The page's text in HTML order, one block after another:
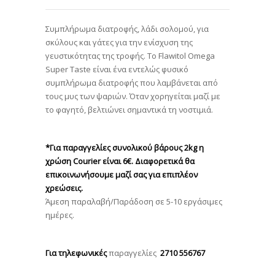
Συμπλήρωμα διατροφής, λάδι σολομού, για
σκύλους και γάτες για την ενίσχυση της
γευστικότητας της τροφής. Το Flawitol Omega
Super Taste είναι ένα εντελώς φυσικό
συμπλήρωμα διατροφής που λαμβάνεται από
τους μυς των ψαριών. Όταν χορηγείται μαζί με
το φαγητό, βελτιώνει σημαντικά τη νοστιμιά.
*Για παραγγελίες συνολικού βάρους 2kg η
χρώση Courier είναι 6€. Διαφορετικά θα
επικοινωνήσουμε μαζί σας για επιπλέον
χρεώσεις.
Άμεση παραλαβή/Παράδοση σε 5-10 εργάσιμες
ημέρες.
Για τηλεφωνικέςπαραγγελίες 2710 556767